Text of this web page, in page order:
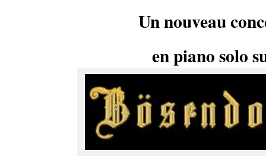
Un nouveau
en piano solo